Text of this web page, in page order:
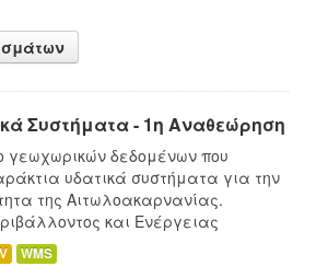
Συστήματα - 1η Αναθεώρηση
γεωχωρικών δεδομένων που
υδατικά συστήματα για την
της Αιτωλοακαρνανίας.
και Ενέργειας
WMS